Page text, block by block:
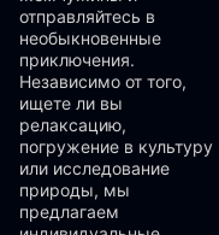
отправляйтесь в
необыкновенные
приключения.
Независимо от того,
ищете ли вы
релаксацию,
погружение в культуру
или исследование
природы, мы
предлагаем